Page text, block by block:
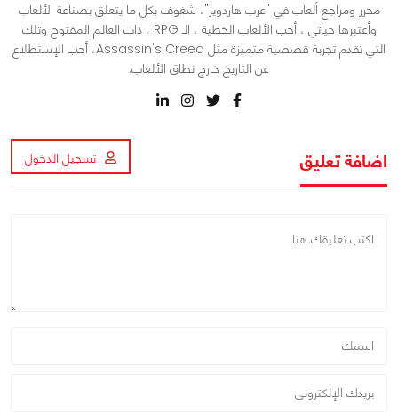
محرر ومراجع ألعاب في "عرب هاردوير"، شغوف بكل ما يتعلق بصناعة الألعاب
وأعتبرها حياتي ، أحب الألعاب الخطية ، الـ RPG ، ذات العالم المفتوح وتلك
التي تقدم تجربة قصصية متميزة مثل Assassin's Creed، أحب الإستطلاع
عن التاريخ خارج نطاق الألعاب.
اضافة تعليق تسجيل الدخول